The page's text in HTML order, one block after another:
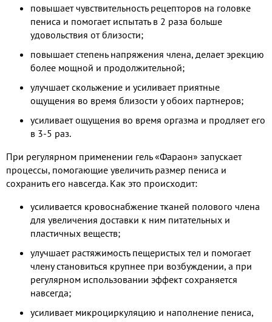
повышает чувствительность рецепторов на головке
пениса и помогает испытать в 2 раза больше
удовольствия от близости;
повышает степень напряжения члена, делает эрекцию
более мощной и продолжительной;
улучшает скольжение и усиливает приятные
ощущения во время близости у обоих партнеров;
усиливает ощущения во время оргазма и продляет его
в 3-5 раз.
При регулярном применении гель «Фараон» запускает
процессы, помогающие увеличить размер пениса и
сохранить его навсегда. Как это происходит:
усиливается кровоснабжение тканей полового члена
для увеличения доставки к ним питательных и
пластичных веществ;
улучшает растяжимость пещеристых тел и помогает
члену становиться крупнее при возбуждении, а при
регулярном использовании эффект сохраняется
навсегда;
усиливает микроциркуляцию и наполнение пениса,